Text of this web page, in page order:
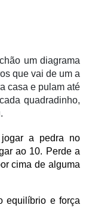
um diagrama
que vai de um a
casa e pulam até
quadradinho,
a pedra no
ao 10. Perde a
cima de alguma
equilíbrio e força